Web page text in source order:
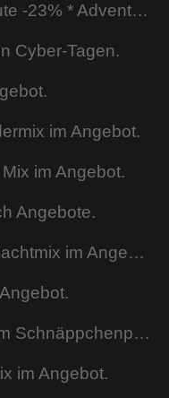
Huhn -15% und Pute -23% * Adventsknaller *
Cyber-Tagen.
im Angebot.
im Angebot.
Angebote.
Hausmarke & Schlachtmix im Angebot.
Ente und Gans zum Schnäppchenpreis.
im Angebot.